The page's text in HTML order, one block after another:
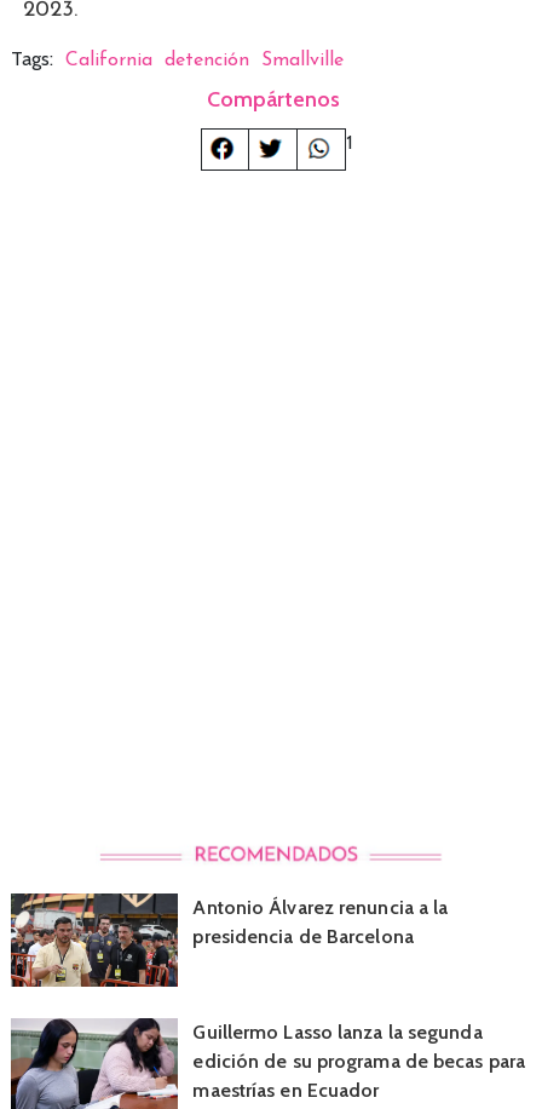
2023.
Tags: California detención Smallville
Compártenos
1
Antonio Álvarez renuncia a la
presidencia de Barcelona
Guillermo Lasso lanza la segunda
edición de su programa de becas para
maestrías en Ecuador